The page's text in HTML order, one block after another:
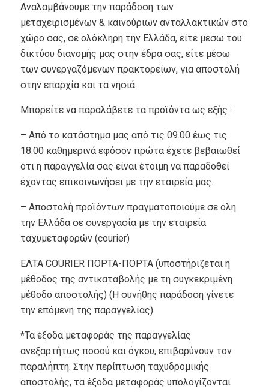
Αναλαμβάνουμε την παράδοση των
μεταχειρισμένων & καινούριων ανταλλακτικών στο
χώρο σας, σε ολόκληρη την Ελλάδα, είτε μέσω του
δικτύου διανομής μας στην έδρα σας, είτε μέσω
των συνεργαζόμενων πρακτορείων, για αποστολή
στην επαρχία και τα νησιά.
Μπορείτε να παραλάβετε τα προϊόντα ως εξής :
– Από το κατάστημα μας από τις 09.00 έως τις
18.00 καθημερινά εφόσον πρώτα έχετε βεβαιωθεί
ότι η παραγγελία σας είναι έτοιμη να παραδοθεί
έχοντας επικοινωνήσει με την εταιρεία μας.
– Αποστολή προϊόντων πραγματοποιούμε σε όλη
την Ελλάδα σε συνεργασία με την εταιρεία
ταχυμεταφορών (courier)
EΛΤΑ COURIER ΠΟΡΤΑ-ΠΟΡΤΑ (υποστήριζεται η
μέθοδος της αντικαταβολής με τη συγκεκριμένη
μέθοδο αποστολής) (Η συνήθης παράδοση γίνετε
την επόμενη της παραγγελίας)
*Τα έξοδα μεταφοράς της παραγγελίας
ανεξαρτήτως ποσού και όγκου, επιβαρύνουν τον
παραλήπτη. Στην περίπτωση ταχυδρομικής
αποστολής, τα έξοδα μεταφοράς υπολογίζονται